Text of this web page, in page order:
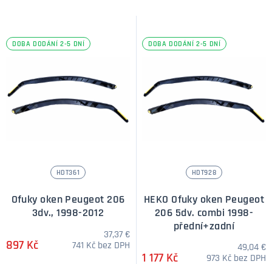
DOBA DODÁNÍ 2-5 DNÍ
HDT361
Ofuky oken Peugeot 206
3dv., 1998-2012
897 Kč
37,37 €
741 Kč bez DPH
DOBA DODÁNÍ 2-5 DNÍ
HDT928
HEKO Ofuky oken Peugeot
206 5dv. combi 1998-
přední+zadní
1 177 Kč
49,04 €
973 Kč bez DPH